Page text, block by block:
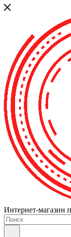
Интернет-магазин